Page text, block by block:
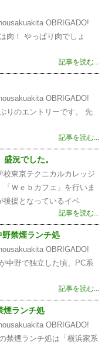
OBRIGADO!
肉！ やっぱり肉でしょ
記事を読む...
OBRIGADO!
りのエントリーです。 先
記事を読む...
況でした。
校東京テクニカルカレッジ
Ｗｅｂカフェ」を行いま
後援となっているイベ
記事を読む...
禁煙ランチ処
OBRIGADO!
中野で独立した頃、PC系
記事を読む...
煙ランチ処
OBRIGADO!
禁煙ランチ処は「横浜家系